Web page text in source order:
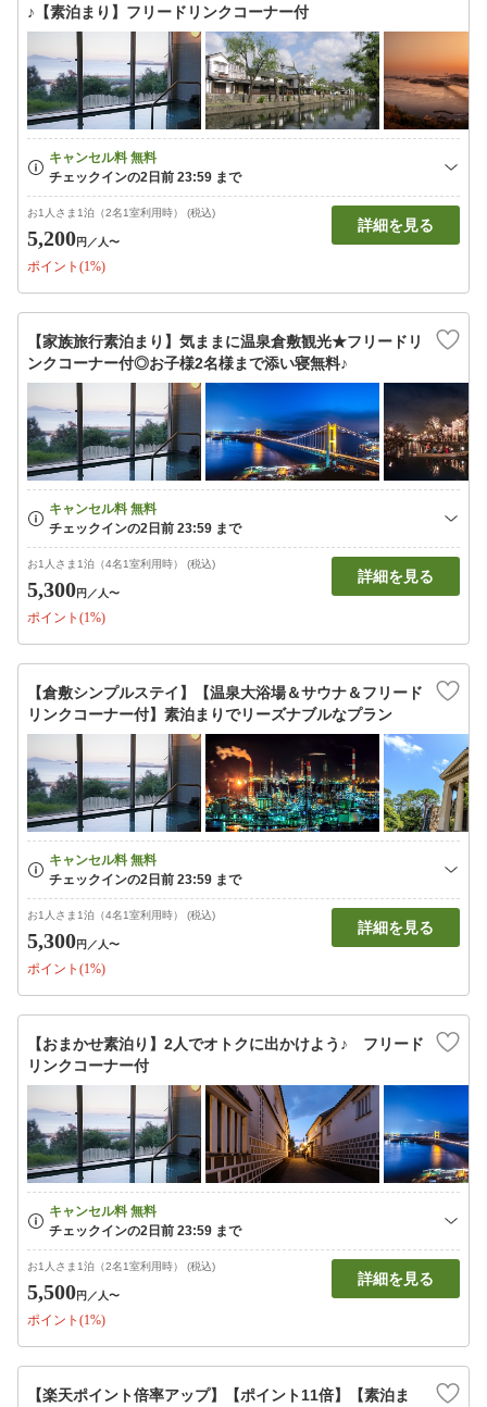
♪【素泊まり】フリードリンクコーナー付
お1人さま1泊（2名1室利用時） (税込)
5,200円 ／人〜
ポイント(1%)
詳細を見る
【家族旅行素泊まり】気ままに温泉倉敷観光★フリードリ
ンクコーナー付◎お子様2名様まで添い寝無料♪
お1人さま1泊（4名1室利用時） (税込)
5,300円 ／人〜
ポイント(1%)
詳細を見る
【倉敷シンプルステイ】【温泉大浴場＆サウナ＆フリード
リンクコーナー付】素泊まりでリーズナブルなプラン
お1人さま1泊（4名1室利用時） (税込)
5,300円 ／人〜
ポイント(1%)
詳細を見る
【おまかせ素泊り】2人でオトクに出かけよう♪ フリード
リンクコーナー付
お1人さま1泊（2名1室利用時） (税込)
5,500円 ／人〜
ポイント(1%)
詳細を見る
【楽天ポイント倍率アップ】【ポイント11倍】【素泊ま